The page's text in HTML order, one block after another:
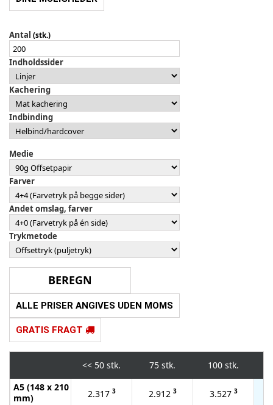
Antal (stk.)
Indholdssider
Kachering
Indbinding
Medie
Farver
Andet omslag, farver
Trykmetode
ALLE PRISER ANGIVES UDEN MOMS
GRATIS FRAGT
<< 50 stk. 75 stk. 100 stk.
A5 (148 x 210
mm)
2.317 3 2.912 3 3.527 3